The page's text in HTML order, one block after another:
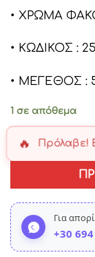
• ΧΡΩΜΑ
• ΚΩΔΙΚΟΣ :
• ΜΕΓΕΘΟΣ :
1 σε απόθεμα
🔥 Πρόλαβε!
Για
+30